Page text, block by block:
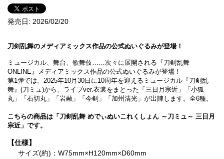
発売日: 2026/02/20
刀剣乱舞のメディアミックス作品の公式ぬいぐるみが登場！
ミュージカル、舞台、歌舞伎……次々に展開される『刀剣乱舞
ONLINE』メディアミックス作品の公式ぬいぐるみが登場！
第1弾では、2025年10月30日に10周年を迎えるミュージカル『刀剣乱
舞』(刀ミュ)から、ライブver.衣裳をまとった「三日月宗近」「小狐
丸」「石切丸」「岩融」「今剣」「加州清光」が出陣します。全6種。
こちらの商品は「刀剣乱舞 めでぃぬいこれくしょん ～刀ミュ～ 三日月
宗近」です。
【仕様】
サイズ(約)：W75mm×H120mm×D60mm